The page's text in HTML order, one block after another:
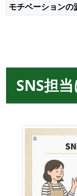
モチベーションの
SNS担